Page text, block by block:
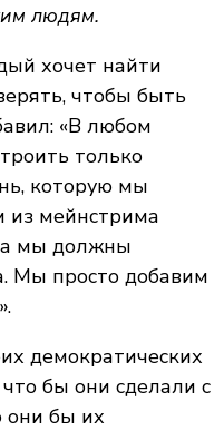
людям.
хочет найти
чтобы быть
«В любом
только
которую мы
мейнстрима
мы должны
Мы просто добавим
демократических
бы они сделали с
они бы их